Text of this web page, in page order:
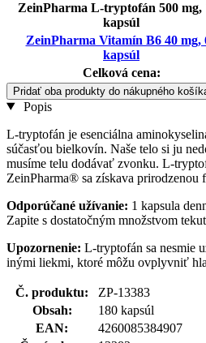
ZeinPharma L-tryptofán 500 mg,
kapsúl
ZeinPharma Vitamín B6 40 mg,
kapsúl
Celková cena:
Pridať oba produkty do nákupného
Popis
L-tryptofán je esenciálna
súčasťou bielkovín. Naše telo si ju
musíme telu dodávať zvonku. L-
ZeinPharma® sa získava prirodzenou
Odporúčané užívanie: 1 kapsula
Zapite s dostatočným množstvom
Upozornenie: L-tryptofán sa nesmie
inými liekmi, ktoré môžu ovplyvniť
Č. produktu:
ZP-13383
Obsah:
180 kapsúl
EAN:
4260085384907